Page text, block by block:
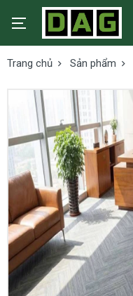
Trang chủ Sản phẩm